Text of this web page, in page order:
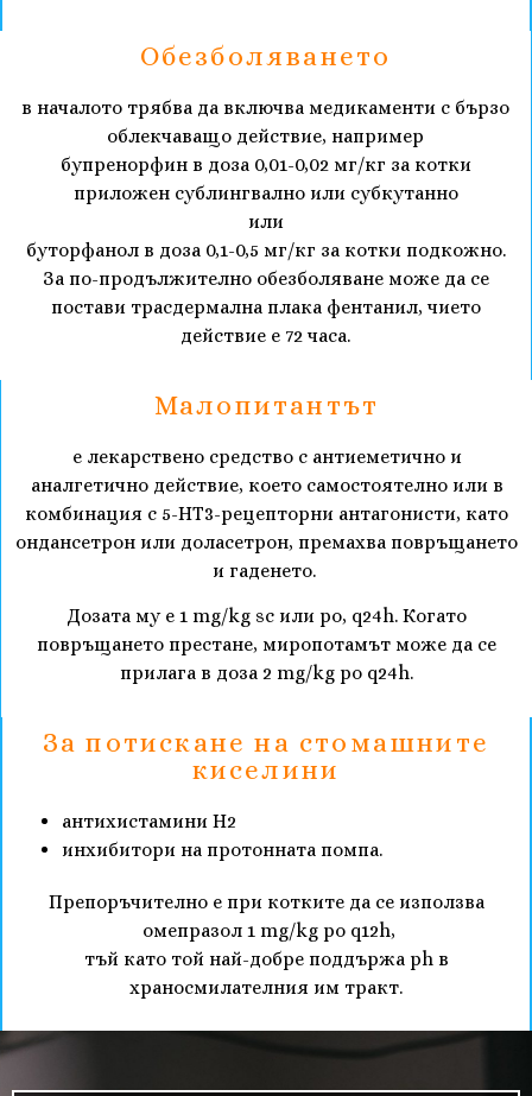
Обезболяването
в началото трябва да включва медикаменти с бързо
облекчаващо действие, например
бупренорфин в доза 0,01-0,02 мг/кг за котки
приложен сублингвално или субкутанно
или
буторфанол в доза 0,1-0,5 мг/кг за котки подкожно.
За по-продължително обезболяване може да се
постави трасдермална плака фентанил, чието
действие е 72 часа.
Малопитантът
е лекарствено средство с антиеметично и
аналгетично действие, което самостоятелно или в
комбинация с 5-НТ3-рецепторни антагонисти, като
ондансетрон или доласетрон, премахва повръщането
и гаденето.
Дозата му е 1 mg/kg sc или po, q24h. Когато
повръщането престане, миропотамът може да се
прилага в доза 2 mg/kg po q24h.
За потискане на стомашните
киселини
антихистамини H2
инхибитори на протонната помпа.
Препоръчително е при котките да се използва
омепразол 1 mg/kg po q12h,
тъй като той най-добре поддържа рh в
храносмилателния им тракт.